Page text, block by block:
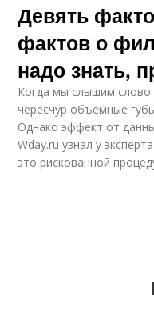
Филлеры для
Девять
фактов о
надо знать,
Когда мы слышим слово
чересчур объемные
Однако эффект от
Wday.ru узнал у
это рискованной